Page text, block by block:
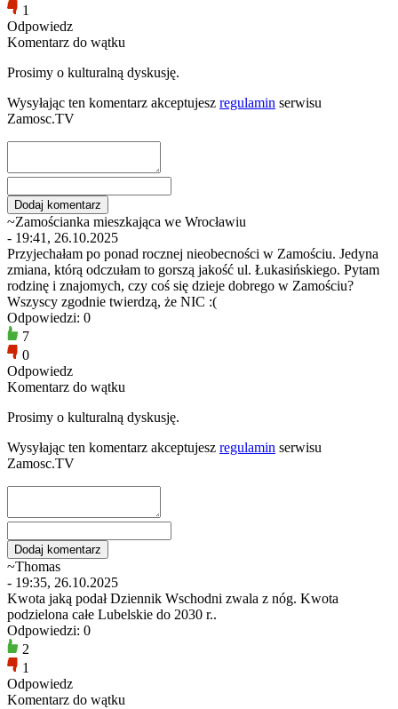
1
Odpowiedz
Komentarz do wątku
Prosimy o kulturalną dyskusję.
Wysyłając ten komentarz akceptujesz regulamin serwisu
Zamosc.TV
~Zamościanka mieszkająca we Wrocławiu
- 19:41, 26.10.2025
Przyjechałam po ponad rocznej nieobecności w Zamościu. Jedyna
zmiana, którą odczułam to gorszą jakość ul. Łukasińskiego. Pytam
rodzinę i znajomych, czy coś się dzieje dobrego w Zamościu?
Wszyscy zgodnie twierdzą, że NIC :(
Odpowiedzi: 0
7
0
Odpowiedz
Komentarz do wątku
Prosimy o kulturalną dyskusję.
Wysyłając ten komentarz akceptujesz regulamin serwisu
Zamosc.TV
~Thomas
- 19:35, 26.10.2025
Kwota jaką podał Dziennik Wschodni zwala z nóg. Kwota
podzielona całe Lubelskie do 2030 r..
Odpowiedzi: 0
2
1
Odpowiedz
Komentarz do wątku